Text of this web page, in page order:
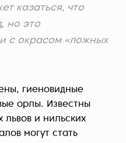
казаться, что
но это
с окрасом «ложных
гиеновидные
орлы. Известны
и нильских
могут стать